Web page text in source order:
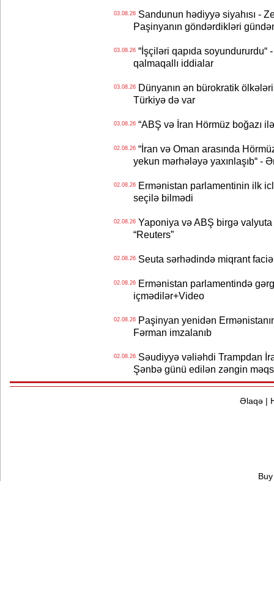
03.08.26Sandunun hədiyyə siyahısı -
Paşinyanın göndərdikləri
03.08.26“İşçiləri qapıda soyundururdu“
qalmaqallı iddialar
03.08.26Dünyanın ən bürokratik ölkələri
Türkiyə də var
03.08.26“ABŞ və İran Hörmüz boğazı ilə
02.08.26“İran və Oman arasında
yekun mərhələyə yaxınlaşıb“ -
02.08.26Ermənistan parlamentinin ilk
seçilə bilmədi
02.08.26Yaponiya və ABŞ birgə valyuta
“Reuters”
02.08.26Seuta sərhədində miqrant
02.08.26Ermənistan parlamentində
içmədilər+Video
02.08.26Paşinyan yenidən
Fərman imzalanıb
02.08.26Səudiyyə vəliəhdi Trampdan
Şənbə günü edilən zəngin
Əlaqə|